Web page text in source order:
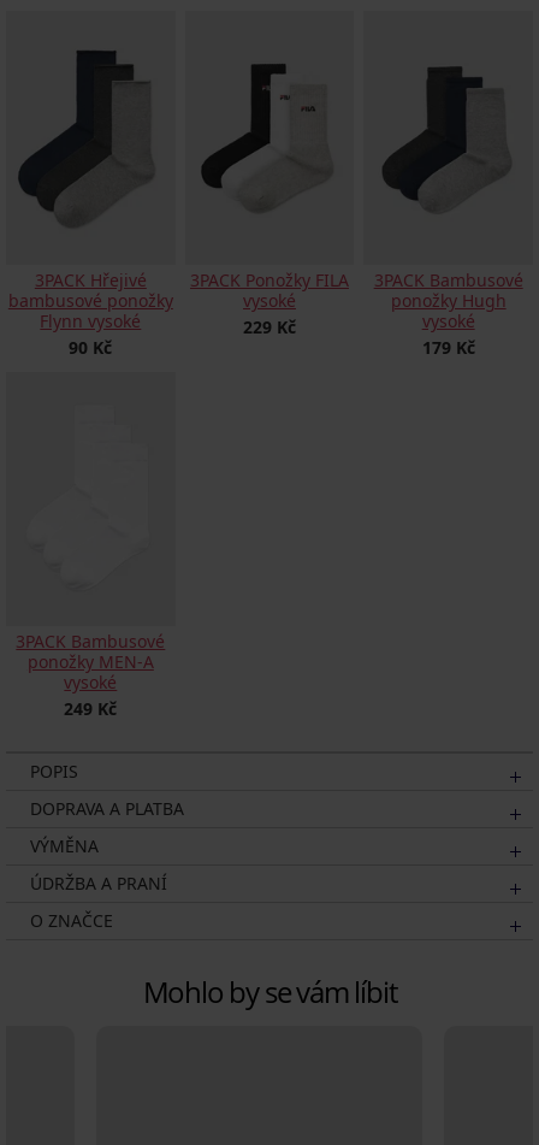
3PACK Hřejivé
bambusové ponožky
Flynn vysoké
90 Kč
3PACK Ponožky FILA
vysoké
229 Kč
3PACK Bambusové
ponožky Hugh
vysoké
179 Kč
3PACK Bambusové
ponožky MEN-A
vysoké
249 Kč
POPIS
DOPRAVA A PLATBA
VÝMĚNA
ÚDRŽBA A PRANÍ
O ZNAČCE
Mohlo by se vám líbit